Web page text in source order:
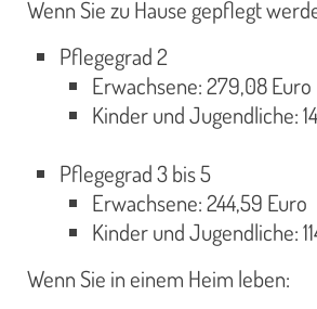
Wenn Sie zu Hause gepflegt
Pflegegrad 2
Erwachsene: 279,08 Euro
Kinder und Jugendliche:
Pflegegrad 3 bis 5
Erwachsene: 244,59 Euro
Kinder und Jugendliche:
Wenn Sie in einem Heim leben: